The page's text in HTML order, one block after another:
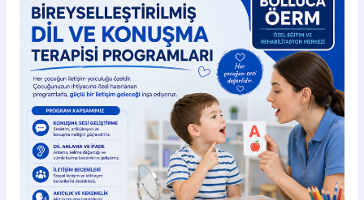
Bireyselleştirilmiş
Dil
ve
Konuşma
Terapisi
Programları